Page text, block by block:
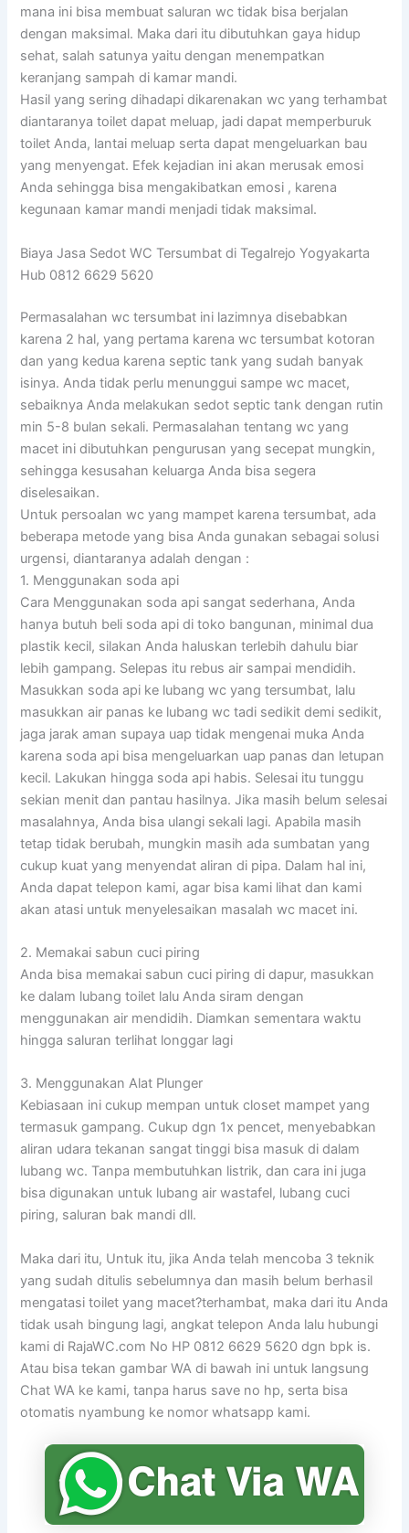
mana ini bisa membuat saluran wc tidak bisa berjalan
dengan maksimal. Maka dari itu dibutuhkan gaya hidup
sehat, salah satunya yaitu dengan menempatkan
keranjang sampah di kamar mandi.
Hasil yang sering dihadapi dikarenakan wc yang terhambat
diantaranya toilet dapat meluap, jadi dapat memperburuk
toilet Anda, lantai meluap serta dapat mengeluarkan bau
yang menyengat. Efek kejadian ini akan merusak emosi
Anda sehingga bisa mengakibatkan emosi , karena
kegunaan kamar mandi menjadi tidak maksimal.
Biaya Jasa Sedot WC Tersumbat di Tegalrejo Yogyakarta
Hub 0812 6629 5620
Permasalahan wc tersumbat ini lazimnya disebabkan
karena 2 hal, yang pertama karena wc tersumbat kotoran
dan yang kedua karena septic tank yang sudah banyak
isinya. Anda tidak perlu menunggui sampe wc macet,
sebaiknya Anda melakukan sedot septic tank dengan rutin
min 5-8 bulan sekali. Permasalahan tentang wc yang
macet ini dibutuhkan pengurusan yang secepat mungkin,
sehingga kesusahan keluarga Anda bisa segera
diselesaikan.
Untuk persoalan wc yang mampet karena tersumbat, ada
beberapa metode yang bisa Anda gunakan sebagai solusi
urgensi, diantaranya adalah dengan :
1. Menggunakan soda api
Cara Menggunakan soda api sangat sederhana, Anda
hanya butuh beli soda api di toko bangunan, minimal dua
plastik kecil, silakan Anda haluskan terlebih dahulu biar
lebih gampang. Selepas itu rebus air sampai mendidih.
Masukkan soda api ke lubang wc yang tersumbat, lalu
masukkan air panas ke lubang wc tadi sedikit demi sedikit,
jaga jarak aman supaya uap tidak mengenai muka Anda
karena soda api bisa mengeluarkan uap panas dan letupan
kecil. Lakukan hingga soda api habis. Selesai itu tunggu
sekian menit dan pantau hasilnya. Jika masih belum selesai
masalahnya, Anda bisa ulangi sekali lagi. Apabila masih
tetap tidak berubah, mungkin masih ada sumbatan yang
cukup kuat yang menyendat aliran di pipa. Dalam hal ini,
Anda dapat telepon kami, agar bisa kami lihat dan kami
akan atasi untuk menyelesaikan masalah wc macet ini.
2. Memakai sabun cuci piring
Anda bisa memakai sabun cuci piring di dapur, masukkan
ke dalam lubang toilet lalu Anda siram dengan
menggunakan air mendidih. Diamkan sementara waktu
hingga saluran terlihat longgar lagi
3. Menggunakan Alat Plunger
Kebiasaan ini cukup mempan untuk closet mampet yang
termasuk gampang. Cukup dgn 1x pencet, menyebabkan
aliran udara tekanan sangat tinggi bisa masuk di dalam
lubang wc. Tanpa membutuhkan listrik, dan cara ini juga
bisa digunakan untuk lubang air wastafel, lubang cuci
piring, saluran bak mandi dll.
Maka dari itu, Untuk itu, jika Anda telah mencoba 3 teknik
yang sudah ditulis sebelumnya dan masih belum berhasil
mengatasi toilet yang macet?terhambat, maka dari itu Anda
tidak usah bingung lagi, angkat telepon Anda lalu hubungi
kami di RajaWC.com No HP 0812 6629 5620 dgn bpk is.
Atau bisa tekan gambar WA di bawah ini untuk langsung
Chat WA ke kami, tanpa harus save no hp, serta bisa
otomatis nyambung ke nomor whatsapp kami.